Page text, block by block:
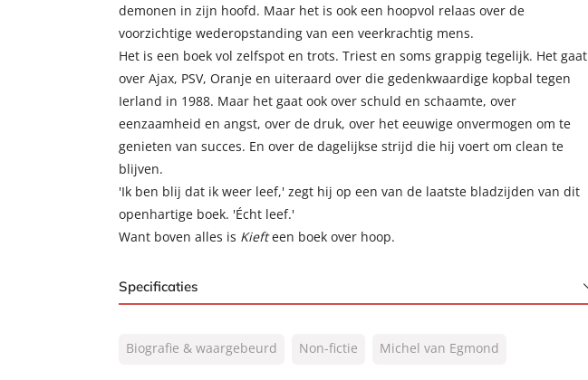
demonen in zijn hoofd. Maar het is ook een hoopvol relaas over de
voorzichtige wederopstanding van een veerkrachtig mens.
Het is een boek vol zelfspot en trots. Triest en soms grappig tegelijk. Het gaat
over Ajax, PSV, Oranje en uiteraard over die gedenkwaardige kopbal tegen
Ierland in 1988. Maar het gaat ook over schuld en schaamte, over
eenzaamheid en angst, over de druk, over het eeuwige onvermogen om te
genieten van succes. En over de dagelijkse strijd die hij voert om clean te
blijven.
'Ik ben blij dat ik weer leef,' zegt hij op een van de laatste bladzijden van dit
openhartige boek. 'Écht leef.'
Want boven alles is Kiefteen boek over hoop.
Specificaties
NUR:
491
Biografie & waargebeurd Non-fictie Michel van Egmond